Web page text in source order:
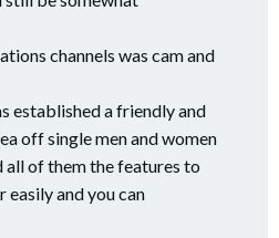
channels was cam and
established a friendly and
off single men and women
all of them the features to
easily and you can